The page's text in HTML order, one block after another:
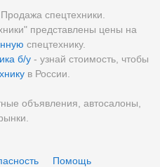
спецтехники.
представлены цены на
спецтехнику.
б/у - узнай стоимость, чтобы
в России.
объявления, автосалоны,
Помощь